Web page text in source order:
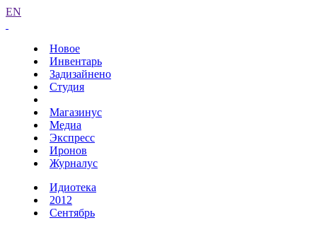
EN
Новое
Инвентарь
Задизайнено
Студия
Магазинус
Медиа
Экспресс
Иронов
Журналус
Идиотека
2012
Сентябрь